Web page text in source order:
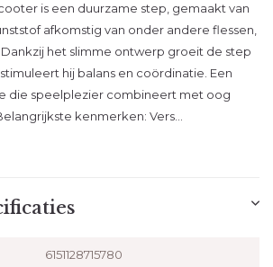
is een duurzame step, gemaakt van
afkomstig van onder andere flessen,
het slimme ontwerp groeit de step
hij balans en coördinatie. Een
die speelplezier combineert met oog
kenmerken: Vers...
6151128715780